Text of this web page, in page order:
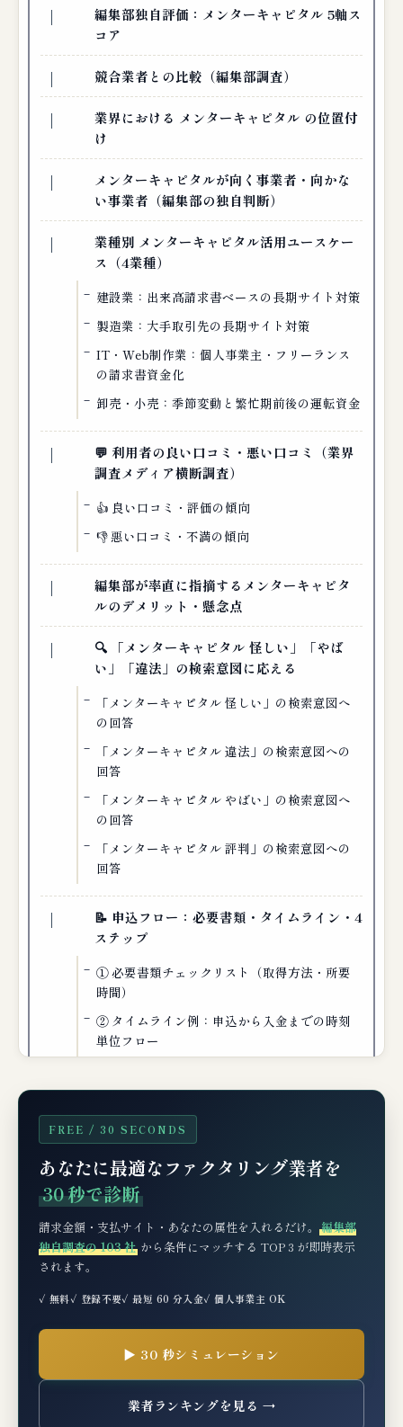
編集部独自評価：メンターキャピタル 5軸ス
コア
競合業者との比較（編集部調査）
業界における メンターキャピタル の位置付
け
メンターキャピタルが向く事業者・向かな
い事業者（編集部の独自判断）
業種別 メンターキャピタル活用ユースケー
ス（4業種）
建設業：出来高請求書ベースの長期サイト対策
製造業：大手取引先の長期サイト対策
IT・Web制作業：個人事業主・フリーランス
の請求書資金化
卸売・小売：季節変動と繁忙期前後の運転資金
💬 利用者の良い口コミ・悪い口コミ（業界
調査メディア横断調査）
👍 良い口コミ・評価の傾向
👎 悪い口コミ・不満の傾向
編集部が率直に指摘するメンターキャピタ
ルのデメリット・懸念点
🔍 「メンターキャピタル 怪しい」「やば
い」「違法」の検索意図に応える
「メンターキャピタル 怪しい」の検索意図へ
の回答
「メンターキャピタル 違法」の検索意図への
回答
「メンターキャピタル やばい」の検索意図へ
の回答
「メンターキャピタル 評判」の検索意図への
回答
📝 申込フロー：必要書類・タイムライン・4
ステップ
① 必要書類チェックリスト（取得方法・所要
時間）
② タイムライン例：申込から入金までの時刻
単位フロー
ー）
📊 仕訳・税務処理（経理担当者向け）
例：500万円の売掛金を料率8%で2社間ファク
タリング
消費税の取扱い
🆘 もしメンターキャピタルの審査に落ちた
典型的な審査落ち理由
FREE / 30 SECONDS
あなたに最適なファクタリング業者を
30 秒で診断
請求金額・支払サイト・あなたの属性を入れるだけ。 編集部
独自調査の 103 社 から条件にマッチする TOP 3 が即時表示
されます。
✓ 無料✓ 登録不要✓ 最短 60 分入金✓ 個人事業主 OK
▶ 30 秒シミュレーション
業者ランキングを見る →